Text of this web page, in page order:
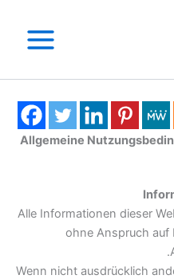
Allgemeine
Alle Informationen dieser
ohne Anspruch auf
Wenn nicht ausdrücklich